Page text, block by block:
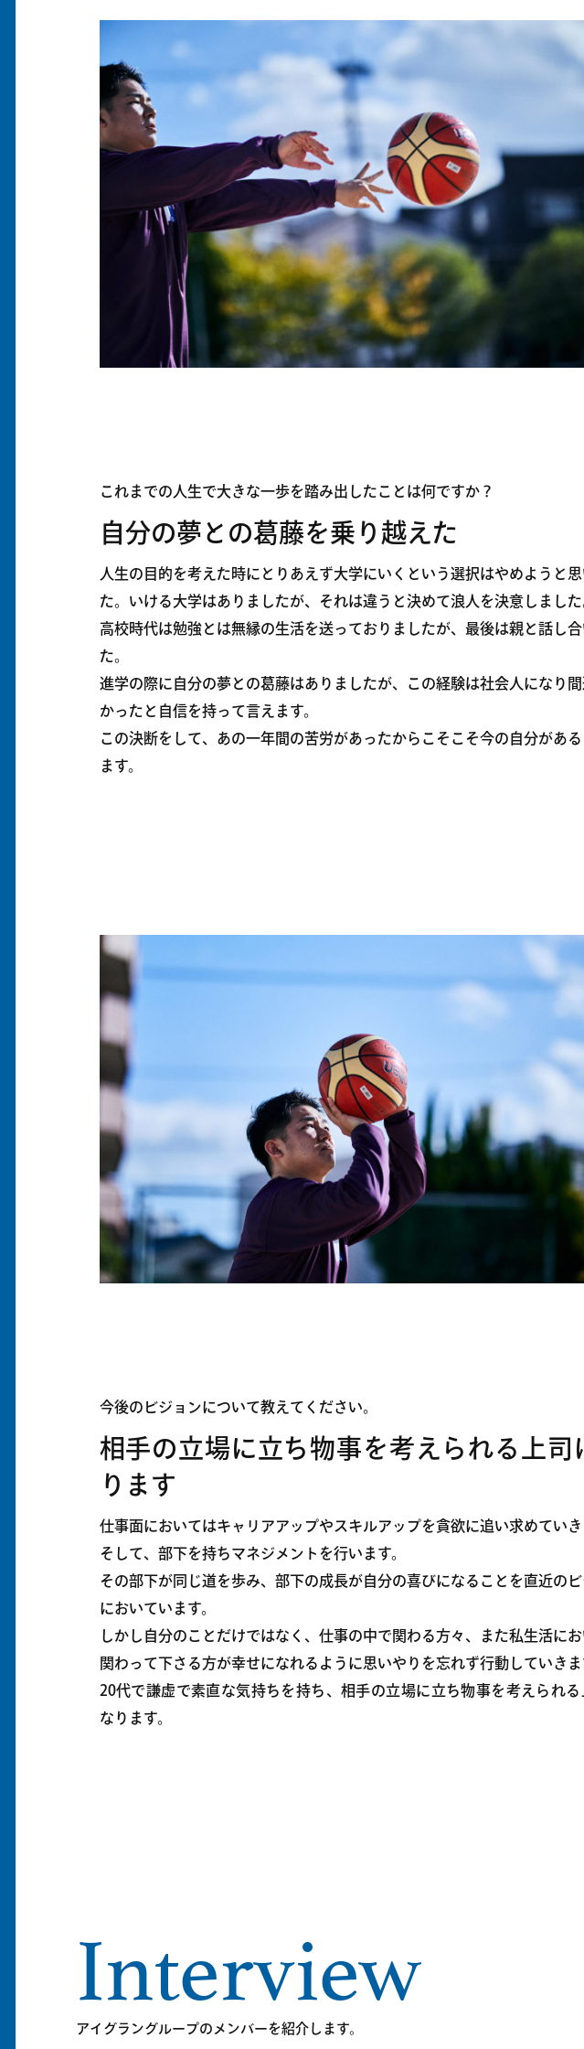
これまでの人生で大きな一歩を踏み出したことは何ですか？
自分の夢との葛藤を乗り越えた
人生の目的を考えた時にとりあえず大学にいくという選択はやめようと思
た。いける大学はありましたが、それは違うと決めて浪人を決意しました
高校時代は勉強とは無縁の生活を送っておりましたが、最後は親と話し合
た。
進学の際に自分の夢との葛藤はありましたが、この経験は社会人になり
かったと自信を持って言えます。
この決断をして、あの一年間の苦労があったからこそこそ今の自分があ
ます。
今後のビジョンについて教えてください。
相手の立場に立ち物事を考えられる上司
ります
仕事面においてはキャリアアップやスキルアップを貪欲に追い求めていき
そして、部下を持ちマネジメントを行います。
その部下が同じ道を歩み、部下の成長が自分の喜びになることを直近の
においています。
しかし自分のことだけではなく、仕事の中で関わる方々、また私生活にお
関わって下さる方が幸せになれるように思いやりを忘れず行動していきま
20代で謙虚で素直な気持ちを持ち、相手の立場に立ち物事を考えられる
なります。
Interview
アイグラングループのメンバーを紹介します。